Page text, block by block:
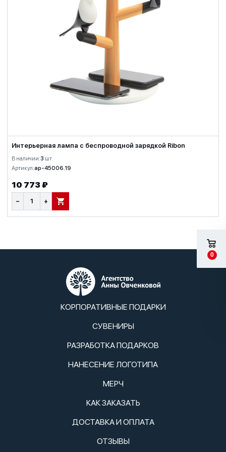
Интерьерная лампа с беспроводной зарядкой Ribon
В наличии:3 шт.
Артикул:ap-45006.19
10 773 ₽
− + В КОРЗИНУ
КОРПОРАТИВНЫЕ ПОДАРКИ
СУВЕНИРЫ
РАЗРАБОТКА ПОДАРКОВ
НАНЕСЕНИЕ ЛОГОТИПА
МЕРЧ
КАК ЗАКАЗАТЬ
ДОСТАВКА И ОПЛАТА
ОТЗЫВЫ
0